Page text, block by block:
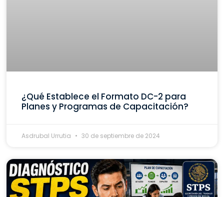
¿Qué Establece el Formato DC-2 para
Planes y Programas de Capacitación?
Asdrubal Urrutia 30 de septiembre de 2024